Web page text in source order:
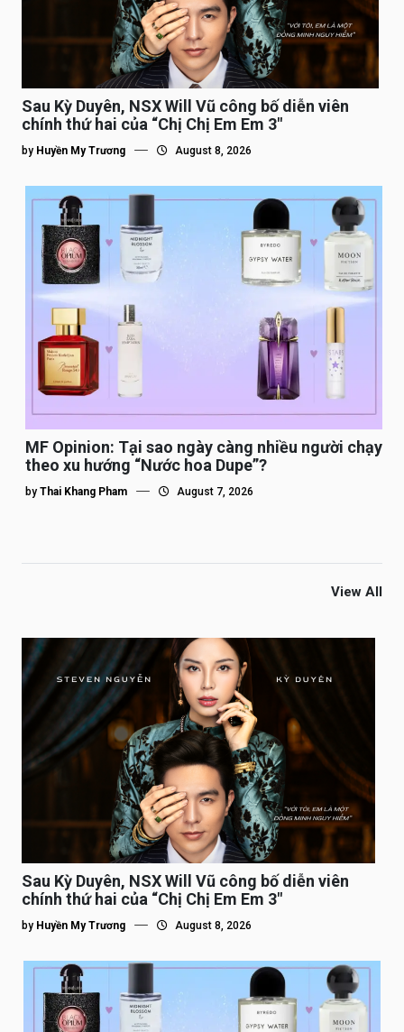
Sau Kỳ Duyên, NSX Will Vũ công bố diễn viên
chính thứ hai của “Chị Chị Em Em 3″
by Huyền My Trương August 8, 2026
MF Opinion: Tại sao ngày càng nhiều người chạy
theo xu hướng “Nước hoa Dupe”?
by Thai Khang Pham August 7, 2026
View All
Sau Kỳ Duyên, NSX Will Vũ công bố diễn viên
chính thứ hai của “Chị Chị Em Em 3″
by Huyền My Trương August 8, 2026